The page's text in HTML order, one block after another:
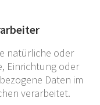
natürliche oder
Einrichtung oder
Daten im
verarbeitet.